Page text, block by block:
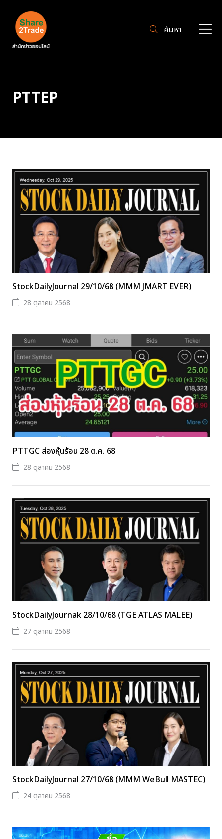
ค้นหา
PTTEP
StockDailyJournal 29/10/68 (MMM JMART EVER)
28 ตุลาคม 2568
PTTGC ส่องหุ้นร้อน 28 ต.ค. 68
28 ตุลาคม 2568
StockDailyJournak 28/10/68 (TGE ATLAS MALEE)
27 ตุลาคม 2568
StockDailyJournal 27/10/68 (MMM WeBull MASTEC)
24 ตุลาคม 2568